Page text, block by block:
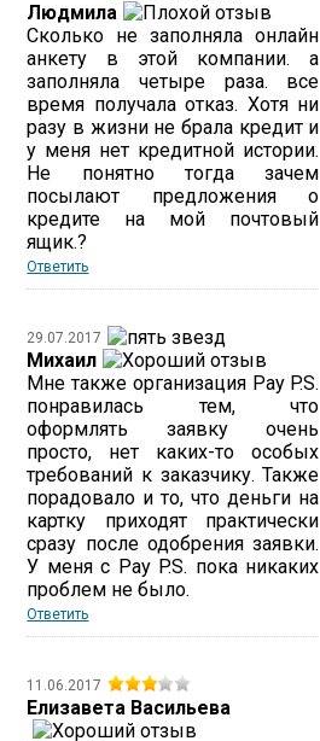
Людмила
Сколько не заполняла онлайн
анкету в этой компании. а
заполняла четыре раза. все
время получала отказ. Хотя ни
разу в жизни не брала кредит и
у меня нет кредитной истории.
Не понятно тогда зачем
посылают предложения о
кредите на мой почтовый
ящик.?
Ответить
29.07.2017
Михаил
Мне также организация Pay P.S.
понравилась тем, что
оформлять заявку очень
просто, нет каких-то особых
требований к заказчику. Также
порадовало и то, что деньги на
картку приходят практически
сразу после одобрения заявки.
У меня с Pay P.S. пока никаких
проблем не было.
Ответить
11.06.2017
Елизавета Васильева